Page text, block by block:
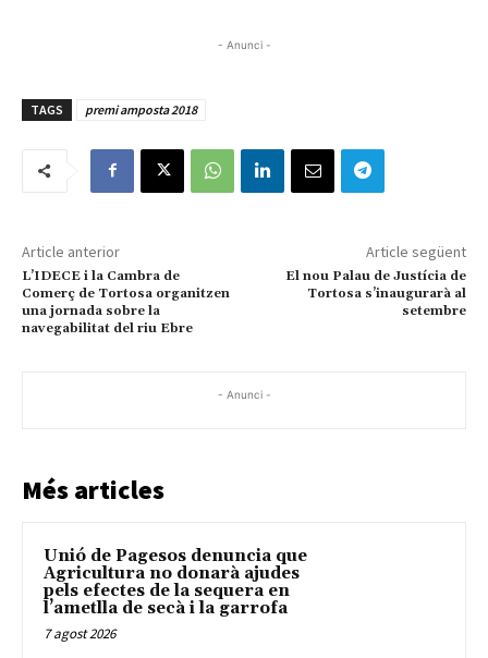
- Anunci -
TAGS premi amposta 2018
Article anterior
L’IDECE i la Cambra de
Comerç de Tortosa organitzen
una jornada sobre la
navegabilitat del riu Ebre
Article següent
El nou Palau de Justícia de
Tortosa s’inaugurarà al
setembre
- Anunci -
Més articles
Unió de Pagesos denuncia que
Agricultura no donarà ajudes
pels efectes de la sequera en
l’ametlla de secà i la garrofa
7 agost 2026